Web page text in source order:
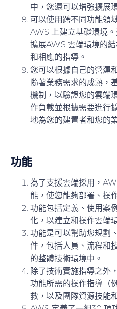
中，您還可以增強擴展
可以使用跨不同功能領
AWS 上建立基礎環境
擴展AWS 雲端環境的
和相應的指導。
您可以根據自己的營運
隨著業務需求的成熟，
機制，以驗證您的雲端
作負載並根據需要進行
地為您的建置者和您的
功能
為了支援雲端採用，
能，使您能夠部署、操
功能包括定義、使用案
化，以建立和操作雲端
功能是可以幫助您規劃
件，包括人員、流程和
的整體技術環境中。
除了技術實施指導之外
功能所需的操作指導（
救，以及團隊資源技能